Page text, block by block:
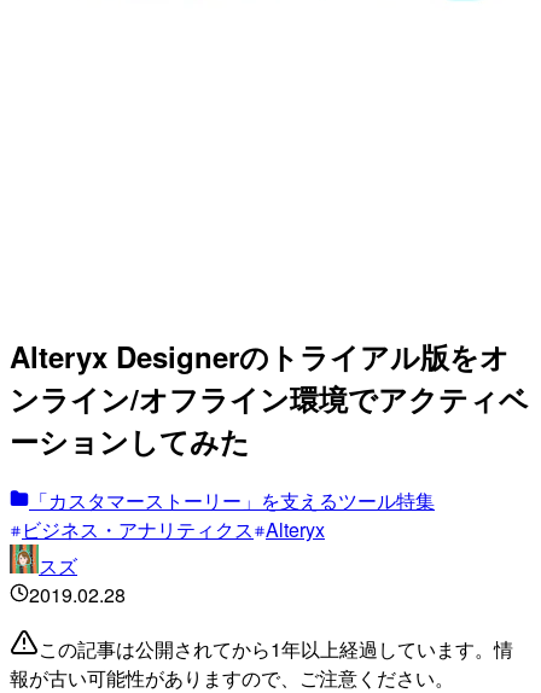
Alteryx Designerのトライアル版をオ
ンライン/オフライン環境でアクティベ
ーションしてみた
「カスタマーストーリー」を支えるツール特集
ビジネス・アナリティクス Alteryx
スズ
2019.02.28
この記事は公開されてから1年以上経過しています。情
報が古い可能性がありますので、ご注意ください。